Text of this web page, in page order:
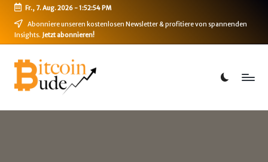
Skip
Fr., 7. Aug. 2026-1:52:55 PM
Abonniere unseren kostenlosen Newsletter & profitiere von spannenden
Insights. Jetzt abonnieren!
B
i
t
Bitcoin,
Ethereum,
DeFi